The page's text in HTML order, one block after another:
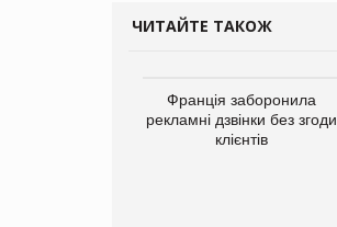
ЧИТАЙТЕ ТАКОЖ
Франція заборонила
рекламні дзвінки без згоди
клієнтів